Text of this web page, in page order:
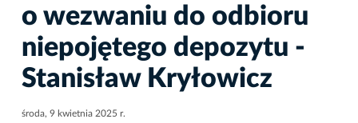
o wezwaniu do odbioru
niepojętego depozytu -
Stanisław Kryłowicz
środa, 9 kwietnia 2025 r.